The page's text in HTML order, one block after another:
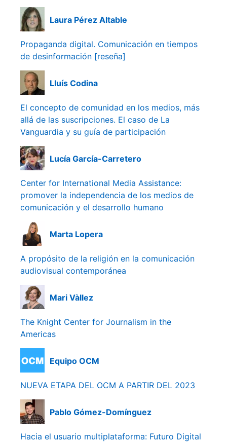
Laura Pérez Altable
Propaganda digital. Comunicación en tiempos
de desinformación [reseña]
Lluís Codina
El concepto de comunidad en los medios, más
allá de las suscripciones. El caso de La
Vanguardia y su guía de participación
Lucía García-Carretero
Center for International Media Assistance:
promover la independencia de los medios de
comunicación y el desarrollo humano
Marta Lopera
A propósito de la religión en la comunicación
audiovisual contemporánea
Mari Vàllez
The Knight Center for Journalism in the
Americas
Equipo OCM
NUEVA ETAPA DEL OCM A PARTIR DEL 2023
Pablo Gómez-Domínguez
Hacia el usuario multiplataforma: Futuro Digital